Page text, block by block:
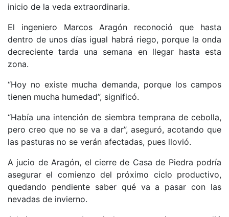
inicio de la veda extraordinaria.
El ingeniero Marcos Aragón reconoció que hasta
dentro de unos días igual habrá riego, porque la onda
decreciente tarda una semana en llegar hasta esta
zona.
“Hoy no existe mucha demanda, porque los campos
tienen mucha humedad”, significó.
“Había una intención de siembra temprana de cebolla,
pero creo que no se va a dar”, aseguró, acotando que
las pasturas no se verán afectadas, pues llovió.
A jucio de Aragón, el cierre de Casa de Piedra podría
asegurar el comienzo del próximo ciclo productivo,
quedando pendiente saber qué va a pasar con las
nevadas de invierno.